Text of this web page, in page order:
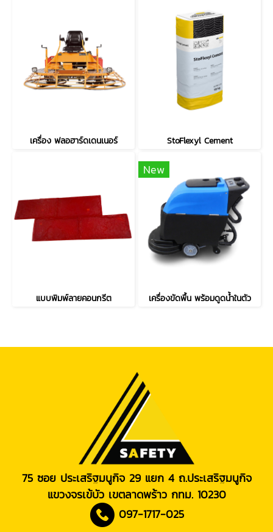
เครื่อง ฟลอฮาร์ดเดนเนอร์ StoFlexyl Cement
แบบพิมพ์ลายคอนกรีต
New
เครื่องขัดพื้น พร้อมดูดน้ำในตัว
75 ซอย ประเสริฐมนูกิจ 29 แยก 4 ถ.ประเสริฐมนูกิจ
แขวงจรเข้บัว เขตลาดพร้าว กทม. 10230
097-1717-025